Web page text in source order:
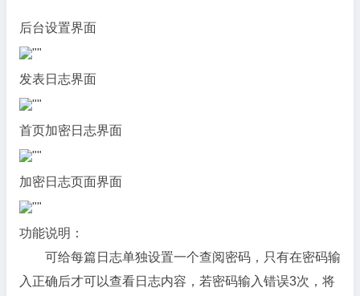
后台设置界面
发表日志界面
首页加密日志界面
加密日志页面界面
功能说明：
可给每篇日志单独设置一个查阅密码，只有在密码输
入正确后才可以查看日志内容，若密码输入错误3次，将